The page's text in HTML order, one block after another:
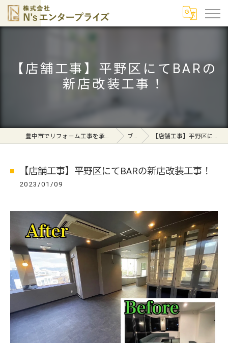
【店舗工事】平野区にてBARの
新店改装工事！
豊中市でリフォーム工事を承る株式会社N's エンタープライズ ブログ 【店舗工事】平野区にてBARの新店改装工事！
【店舗工事】平野区にてBARの新店改装工事！
2023/01/09